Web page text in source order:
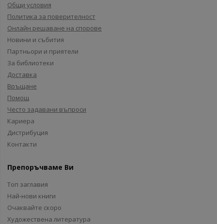
Общи условия
Политика за поверителност
Онлайн решаване на спорове
Новини и събития
Партньори и приятели
За библиотеки
Доставка
Връщане
Помощ
Често задавани въпроси
Кариера
Дистрибуция
Контакти
Препоръчваме Ви
Топ заглавия
Най-нови книги
Очаквайте скоро
Художествена литература